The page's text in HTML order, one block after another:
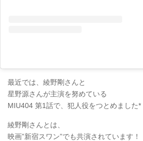
最近では、綾野剛さんと
星野源さんが主演を努めている
MIU404 第1話で、犯人役をつとめました*
綾野剛さんとは、
映画”新宿スワン”でも共演されています！